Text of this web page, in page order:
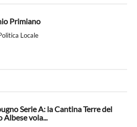
Primiano
Locale
Serie A: la Cantina Terre del
Albese vola...